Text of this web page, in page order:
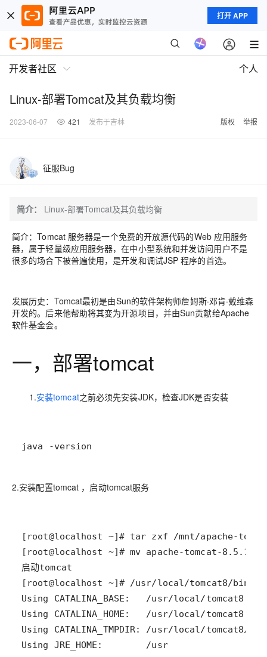
打开 APP
开发者社区 个人
Linux-部署Tomcat及其负载均衡
2023-06-07 421 发布于吉林 版权 举报
征服Bug
简介： Linux-部署Tomcat及其负载均衡
简介：Tomcat 服务器是一个免费的开放源代码的Web 应用服务
器，属于轻量级应用服务器，在中小型系统和并发访问用户不是
很多的场合下被普遍使用，是开发和调试JSP 程序的首选。
发展历史：Tomcat最初是由Sun的软件架构师詹姆斯·邓肯·戴维森
开发的。后来他帮助将其变为开源项目，并由Sun贡献给Apache
软件基金会。
一，部署tomcat
1.安装tomcat之前必须先安装JDK，检查JDK是否安装
java -version
2.安装配置tomcat ，启动tomcat服务
Using JRE_HOME:        /usr